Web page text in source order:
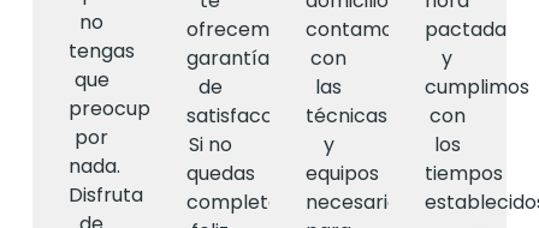
no
tengas
que
preocuparte
por
nada.
Disfruta
ofrecemos
garantía
de
satisfacción.
Si no
quedas
completamente
contamos
con
las
técnicas
y
equipos
necesarios
pactada
y
cumplimos
con
los
tiempos